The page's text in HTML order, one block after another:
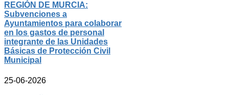
REGIÓN DE MURCIA:
Subvenciones a
Ayuntamientos para colaborar
en los gastos de personal
integrante de las Unidades
Básicas de Protección Civil
Municipal
25-06-2026